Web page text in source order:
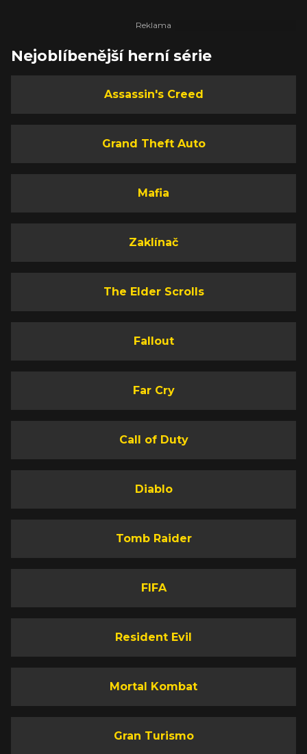
Nejoblíbenější herní série
Assassin's Creed
Grand Theft Auto
Mafia
Zaklínač
The Elder Scrolls
Fallout
Far Cry
Call of Duty
Diablo
Tomb Raider
FIFA
Resident Evil
Mortal Kombat
Gran Turismo